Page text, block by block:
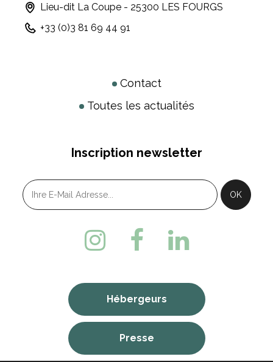
Lieu-dit La Coupe - 25300 LES FOURGS
+33 (0)3 81 69 44 91
Contact
Toutes les actualités
Inscription newsletter
Hébergeurs
Presse